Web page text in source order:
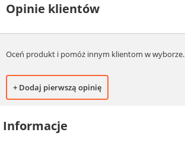
Opinie klientów
Oceń produkt i pomóż innym klientom w wyborze.
+ Dodaj pierwszą opinię
Informacje